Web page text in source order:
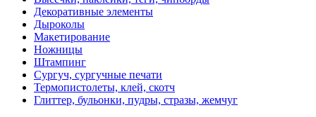
Декоративные элементы
Дыроколы
Макетирование
Ножницы
Штампинг
Сургуч, сургучные печати
Термопистолеты, клей, скотч
Глиттер, бульонки, пудры, стразы, жемчуг